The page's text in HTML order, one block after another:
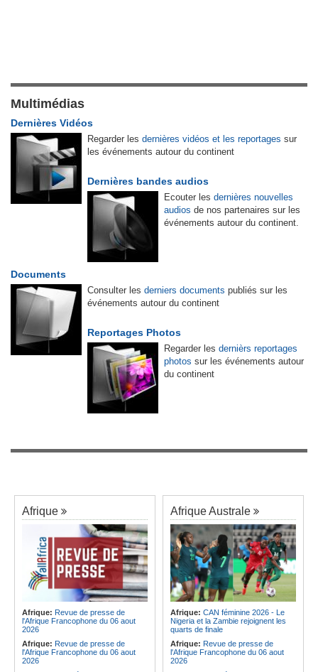
Multimédias
Dernières Vidéos
Regarder les dernières vidéos et les reportages sur
les événements autour du continent
Dernières bandes audios
Ecouter les dernières nouvelles
audios de nos partenaires sur les
événements autour du continent.
Documents
Consulter les derniers documents publiés sur les
événements autour du continent
Reportages Photos
Regarder les dernièrs reportages
photos sur les événements autour
du continent
Afrique
Afrique: Revue de presse de
l'Afrique Francophone du 06 aout
2026
Afrique: Revue de presse de
l'Afrique Francophone du 06 aout
2026
Afrique Australe
Afrique: CAN féminine 2026 - Le
Nigeria et la Zambie rejoignent les
quarts de finale
Afrique: Revue de presse de
l'Afrique Francophone du 06 aout
2026